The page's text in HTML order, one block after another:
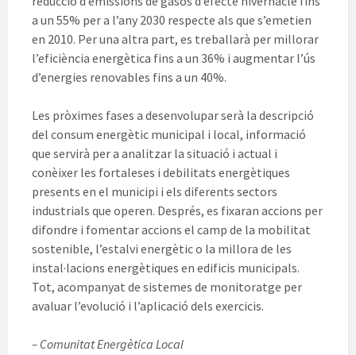
a un 55% per a l’any 2030 respecte als que s’emetien
en 2010. Per una altra part, es treballarà per millorar
l’eficiència energètica fins a un 36% i augmentar l’ús
d’energies renovables fins a un 40%.
Les pròximes fases a desenvolupar serà la descripció
del consum energètic municipal i local, informació
que servirà per a analitzar la situació i actual i
conèixer les fortaleses i debilitats energètiques
presents en el municipi i els diferents sectors
industrials que operen. Després, es fixaran accions per
difondre i fomentar accions el camp de la mobilitat
sostenible, l’estalvi energètic o la millora de les
instal·lacions energètiques en edificis municipals.
Tot, acompanyat de sistemes de monitoratge per
avaluar l’evolució i l’aplicació dels exercicis.
– Comunitat Energètica Local